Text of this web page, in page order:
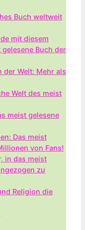
Buch⁤ weltweit
mit diesem
Buch der
der Welt: Mehr als
Welt des meist
meist gelesene
Das ‌meist
von Fans!
in ‌das meist
​zu
Religion die